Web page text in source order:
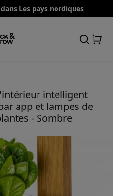
Les pays nordiques
intelligent
app et lampes de
- Sombre